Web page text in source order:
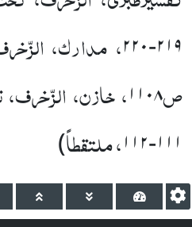
۲۱۹-۲۲۰
، مدارک،
ص۱۱۰۸، خازن،
۱۱۱-۱۱۲
، ملتقطاً)